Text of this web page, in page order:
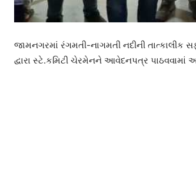
જામનગરમાં રંગમતી-નાગમતી નદીની તાત્કાલીક
દ્વારા સ્ટે.કમિટી ચેરમેનને આવેદનપત્ર પાઠવવામાં